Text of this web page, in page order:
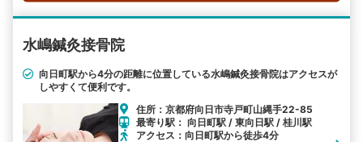
水嶋鍼灸接骨院
向日町駅から4分の距離に位置している水嶋鍼灸接骨院はアクセスが
しやすくて便利です。
住所：京都府向日市寺戸町山縄手22-85
最寄り駅： 向日町駅 / 東向日駅 / 桂川駅
アクセス：向日町駅から徒歩4分